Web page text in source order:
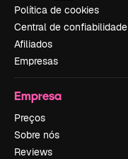
Política de cookies
Central de confiabilidade
Afiliados
Empresas
Empresa
Preços
Sobre nós
Reviews